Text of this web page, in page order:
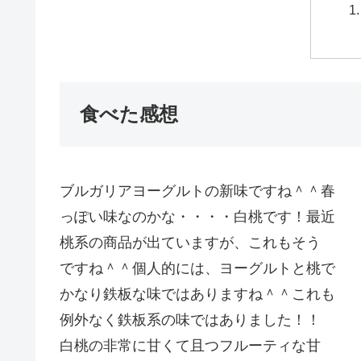
食べた感想
ブルガリアヨーグルトの新味ですね＾＾春
っぽい味なのかな・・・・白桃です！最近
桃系の商品が出ていますが、これもそう
ですね＾＾個人的には、ヨーグルトと桃で
かなり鉄板な味ではありますね＾＾これも
例外なく鉄板系の味ではありました！！
白桃の非常に甘くて且つフルーティな甘